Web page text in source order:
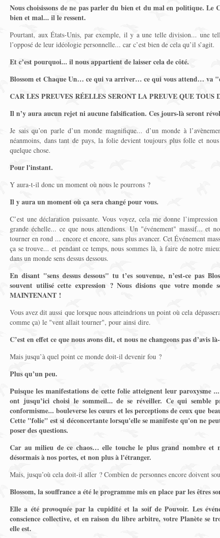
Nous choisissons de ne pas parler du bien et du mal en politique. Le
bien et mal... il le ressent.
Pourtant, aux États-Unis, par exemple, il y a une telle division... une
l’opposé de leur idéologie personnelle... car c’est bien de cela qu’il s’agit.
Et c’est pourquoi... il nous appartient de laisser cela de côté.
Blossom et Chaque Un… ce qui va arriver… ce qui vous attend… va
CAR LES PREUVES RÉELLES SERONT LA PREUVE QUE TOUS
Il n’y aura aucun rejet ni aucune falsification. Ces jours-là seront
Je sais qu’on parle d’un monde magnifique... d’un monde à
néanmoins, dans tant de pays, la folie devient toujours plus folle et nous
quelque chose.
Pour l'instant.
Y aura-t-il donc un moment où nous le pourrons ?
Il y aura un moment où ça sera changé pour vous.
C’est une déclaration puissante. Vous voyez, cela me donne
grande échelle... ce que nous attendions. Un "événement" massif... et
tourner en rond ... encore et encore, sans plus avancer. Cet Événement
ça se trouve... et pendant ce temps, nous sommes là, à faire de notre
dans un monde sens dessus dessous.
En disant "sens dessus dessous" tu t’es souvenue, n’est-ce pas
souvent utilisé cette expression ? Nous disions que votre
MAINTENANT !
Vous avez dit aussi que lorsque nous atteindrions un point où cela
comme ça) le "vent allait tourner", pour ainsi dire.
C’est en effet ce que nous avons dit, et nous ne changeons pas d’avis
Mais jusqu’à quel point ce monde doit-il devenir fou ?
Plus qu’un peu.
Puisque les manifestations de cette folie atteignent leur paroxysme
ont jusqu’ici choisi le sommeil... de se réveiller. Ce qui semble
conformisme... bouleverse les cœurs et les perceptions de ceux que
Cette "folie" est si déconcertante lorsqu'elle se manifeste qu'on ne
poser des questions.
Car au milieu de ce chaos… elle touche le plus grand nombre et
désormais à nos portes, et non plus à l'étranger.
Mais, jusqu’où cela doit-il aller ? Combien de personnes encore doivent
Blossom, la souffrance a été le programme mis en place par les êtres
Elle a été provoquée par la cupidité et la soif de Pouvoir. Les
conscience collective, et en raison du libre arbitre, votre Planète se
elle est.